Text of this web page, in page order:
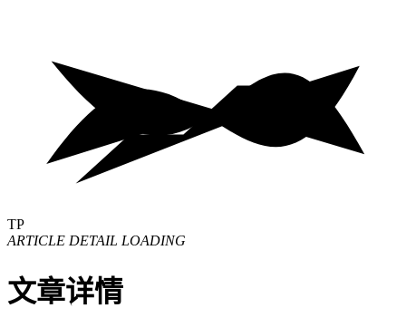
TP
ARTICLE DETAIL LOADING
文章详情